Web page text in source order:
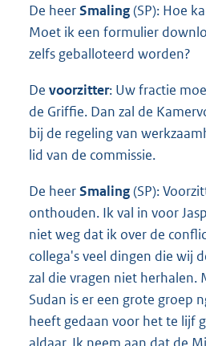
De heerSmaling(SP): Hoe
Moet ik een formulier
zelfs geballoteerd worden?
De voorzitter: Uw fractie
de Griffie. Dan zal de
bij de regeling van
lid van de commissie.
De heerSmaling(SP):
onthouden. Ik val in voor
niet weg dat ik over de
collega's veel dingen die wij
zal die vragen niet herhalen.
Sudan is er een grote groep
heeft gedaan voor het te lijf